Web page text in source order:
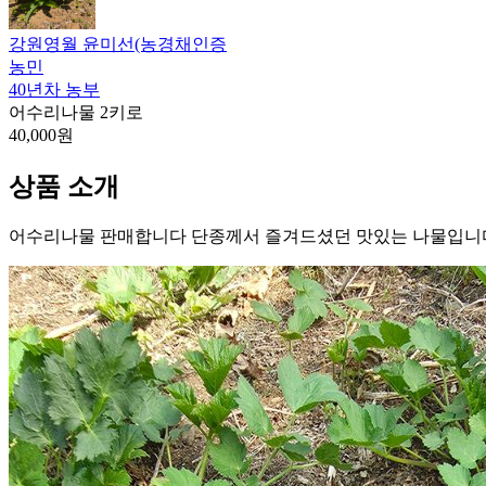
강원영월 윤미선(농경채인증
농민
40년차 농부
어수리나물 2키로
40,000원
상품 소개
어수리나물 판매합니다 단종께서 즐겨드셨던 맛있는 나물입니